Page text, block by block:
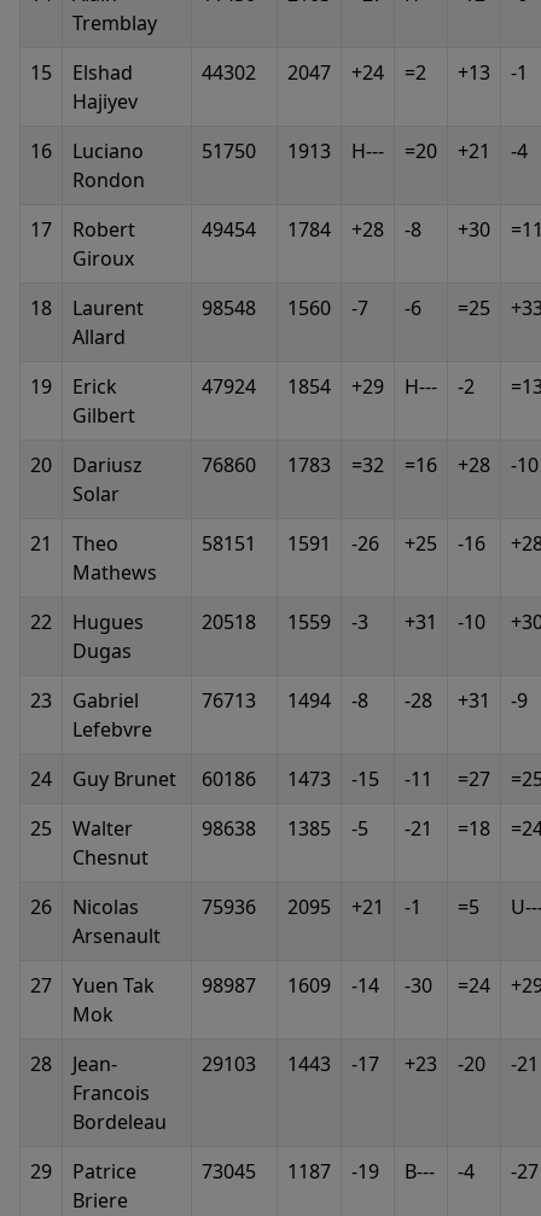
Tremblay
15
Elshad
Hajiyev
44302 2047 +24 =2 +13 -1
16
Luciano
Rondon
51750 1913 H--- =20 +21 -4
17
Robert
Giroux
49454 1784 +28 -8 +30
18
Laurent
Allard
98548 1560 -7 -6 =25
19
Erick
Gilbert
47924 1854 +29 H--- -2
20
Dariusz
Solar
76860 1783 =32 =16 +28 -10
21
Theo
Mathews
58151 1591 -26 +25 -16
22
Hugues
Dugas
20518 1559 -3 +31 -10
23
Gabriel
Lefebvre
76713 1494 -8 -28 +31 -9
24 Guy Brunet 60186 1473 -15 -11 =27
25
Walter
Chesnut
98638 1385 -5 -21 =18
26
Nicolas
Arsenault
75936 2095 +21 -1 =5
27
Yuen Tak
Mok
98987 1609 -14 -30 =24
28
Jean-
Francois
Bordeleau
29103 1443 -17 +23 -20 -21
29
Patrice
Briere
73045 1187 -19 B--- -4 -27